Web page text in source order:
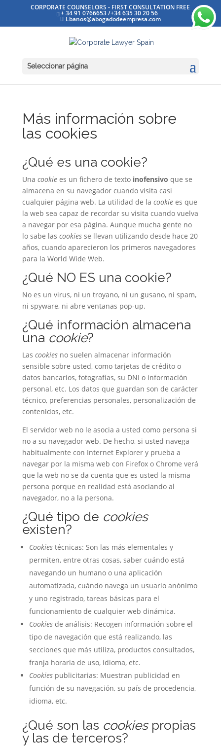
CORPORATE COUNSELORS - FIRST CONSULTATION FREE
+ 34 91 0766653 /+34 635 30 20 56
Lbanos@abogadodeempresa.com
Seleccionar página
Más información sobre
las cookies
¿Qué es una cookie?
Una cookiees un fichero de texto inofensivo que se
almacena en su navegador cuando visita casi
cualquier página web. La utilidad de la cookiees que
la web sea capaz de recordar su visita cuando vuelva
a navegar por esa página. Aunque mucha gente no
lo sabe las cookiesse llevan utilizando desde hace 20
años, cuando aparecieron los primeros navegadores
para la World Wide Web.
¿Qué NO ES una cookie?
No es un virus, ni un troyano, ni un gusano, ni spam,
ni spyware, ni abre ventanas pop-up.
¿Qué información almacena
una cookie?
Las cookiesno suelen almacenar información
sensible sobre usted, como tarjetas de crédito o
datos bancarios, fotografías, su DNI o información
personal, etc. Los datos que guardan son de carácter
técnico, preferencias personales, personalización de
contenidos, etc.
El servidor web no le asocia a usted como persona si
no a su navegador web. De hecho, si usted navega
habitualmente con Internet Explorer y prueba a
navegar por la misma web con Firefox o Chrome verá
que la web no se da cuenta que es usted la misma
persona porque en realidad está asociando al
navegador, no a la persona.
¿Qué tipo de cookies
existen?
Cookiestécnicas: Son las más elementales y
permiten, entre otras cosas, saber cuándo está
navegando un humano o una aplicación
automatizada, cuándo navega un usuario anónimo
y uno registrado, tareas básicas para el
funcionamiento de cualquier web dinámica.
Cookiesde análisis: Recogen información sobre el
tipo de navegación que está realizando, las
secciones que más utiliza, productos consultados,
franja horaria de uso, idioma, etc.
Cookiespublicitarias: Muestran publicidad en
función de su navegación, su país de procedencia,
idioma, etc.
¿Qué son las cookiespropias
y las de terceros?